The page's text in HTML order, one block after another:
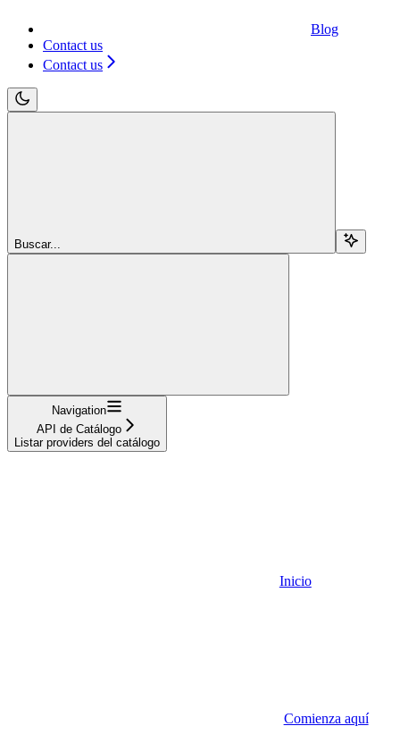
Blog
Contact us
Contact us
Buscar...
Navigation
API de Catálogo
Listar providers del catálogo
Inicio
Comienza aquí